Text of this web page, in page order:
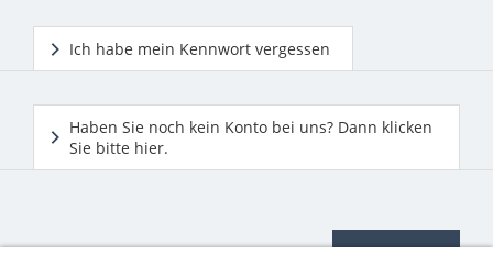
Ich habe mein Kennwort vergessen
Haben Sie noch kein Konto bei uns? Dann klicken
Sie bitte hier.